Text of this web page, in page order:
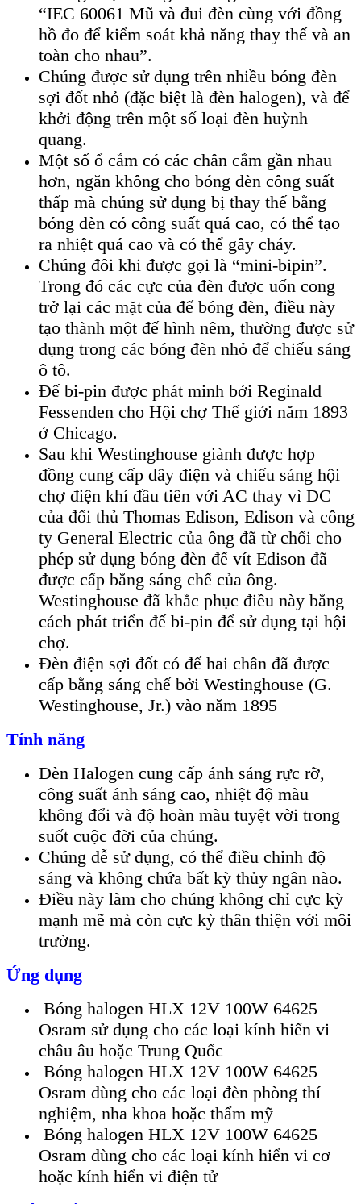
“IEC 60061 Mũ và đui đèn cùng với đồng
hồ đo để kiểm soát khả năng thay thế và an
toàn cho nhau”.
Chúng được sử dụng trên nhiều bóng đèn
sợi đốt nhỏ (đặc biệt là đèn halogen), và để
khởi động trên một số loại đèn huỳnh
quang.
Một số ổ cắm có các chân cắm gần nhau
hơn, ngăn không cho bóng đèn công suất
thấp mà chúng sử dụng bị thay thế bằng
bóng đèn có công suất quá cao, có thể tạo
ra nhiệt quá cao và có thể gây cháy.
Chúng đôi khi được gọi là “mini-bipin”.
Trong đó các cực của đèn được uốn cong
trở lại các mặt của đế bóng đèn, điều này
tạo thành một đế hình nêm, thường được sử
dụng trong các bóng đèn nhỏ để chiếu sáng
ô tô.
Đế bi-pin được phát minh bởi Reginald
Fessenden cho Hội chợ Thế giới năm 1893
ở Chicago.
Sau khi Westinghouse giành được hợp
đồng cung cấp dây điện và chiếu sáng hội
chợ điện khí đầu tiên với AC thay vì DC
của đối thủ Thomas Edison, Edison và công
ty General Electric của ông đã từ chối cho
phép sử dụng bóng đèn đế vít Edison đã
được cấp bằng sáng chế của ông.
Westinghouse đã khắc phục điều này bằng
cách phát triển đế bi-pin để sử dụng tại hội
chợ.
Đèn điện sợi đốt có đế hai chân đã được
cấp bằng sáng chế bởi Westinghouse (G.
Westinghouse, Jr.) vào năm 1895
Tính năng
Đèn Halogen cung cấp ánh sáng rực rỡ,
công suất ánh sáng cao, nhiệt độ màu
không đổi và độ hoàn màu tuyệt vời trong
suốt cuộc đời của chúng.
Chúng dễ sử dụng, có thể điều chỉnh độ
sáng và không chứa bất kỳ thủy ngân nào.
Điều này làm cho chúng không chỉ cực kỳ
mạnh mẽ mà còn cực kỳ thân thiện với môi
trường.
Ứng dụng
Bóng halogen HLX 12V 100W 64625
Osram sử dụng cho các loại kính hiển vi
châu âu hoặc Trung Quốc
Bóng halogen HLX 12V 100W 64625
Osram dùng cho các loại đèn phòng thí
nghiệm, nha khoa hoặc thẩm mỹ
Bóng halogen HLX 12V 100W 64625
Osram dùng cho các loại kính hiển vi cơ
hoặc kính hiển vi điện tử